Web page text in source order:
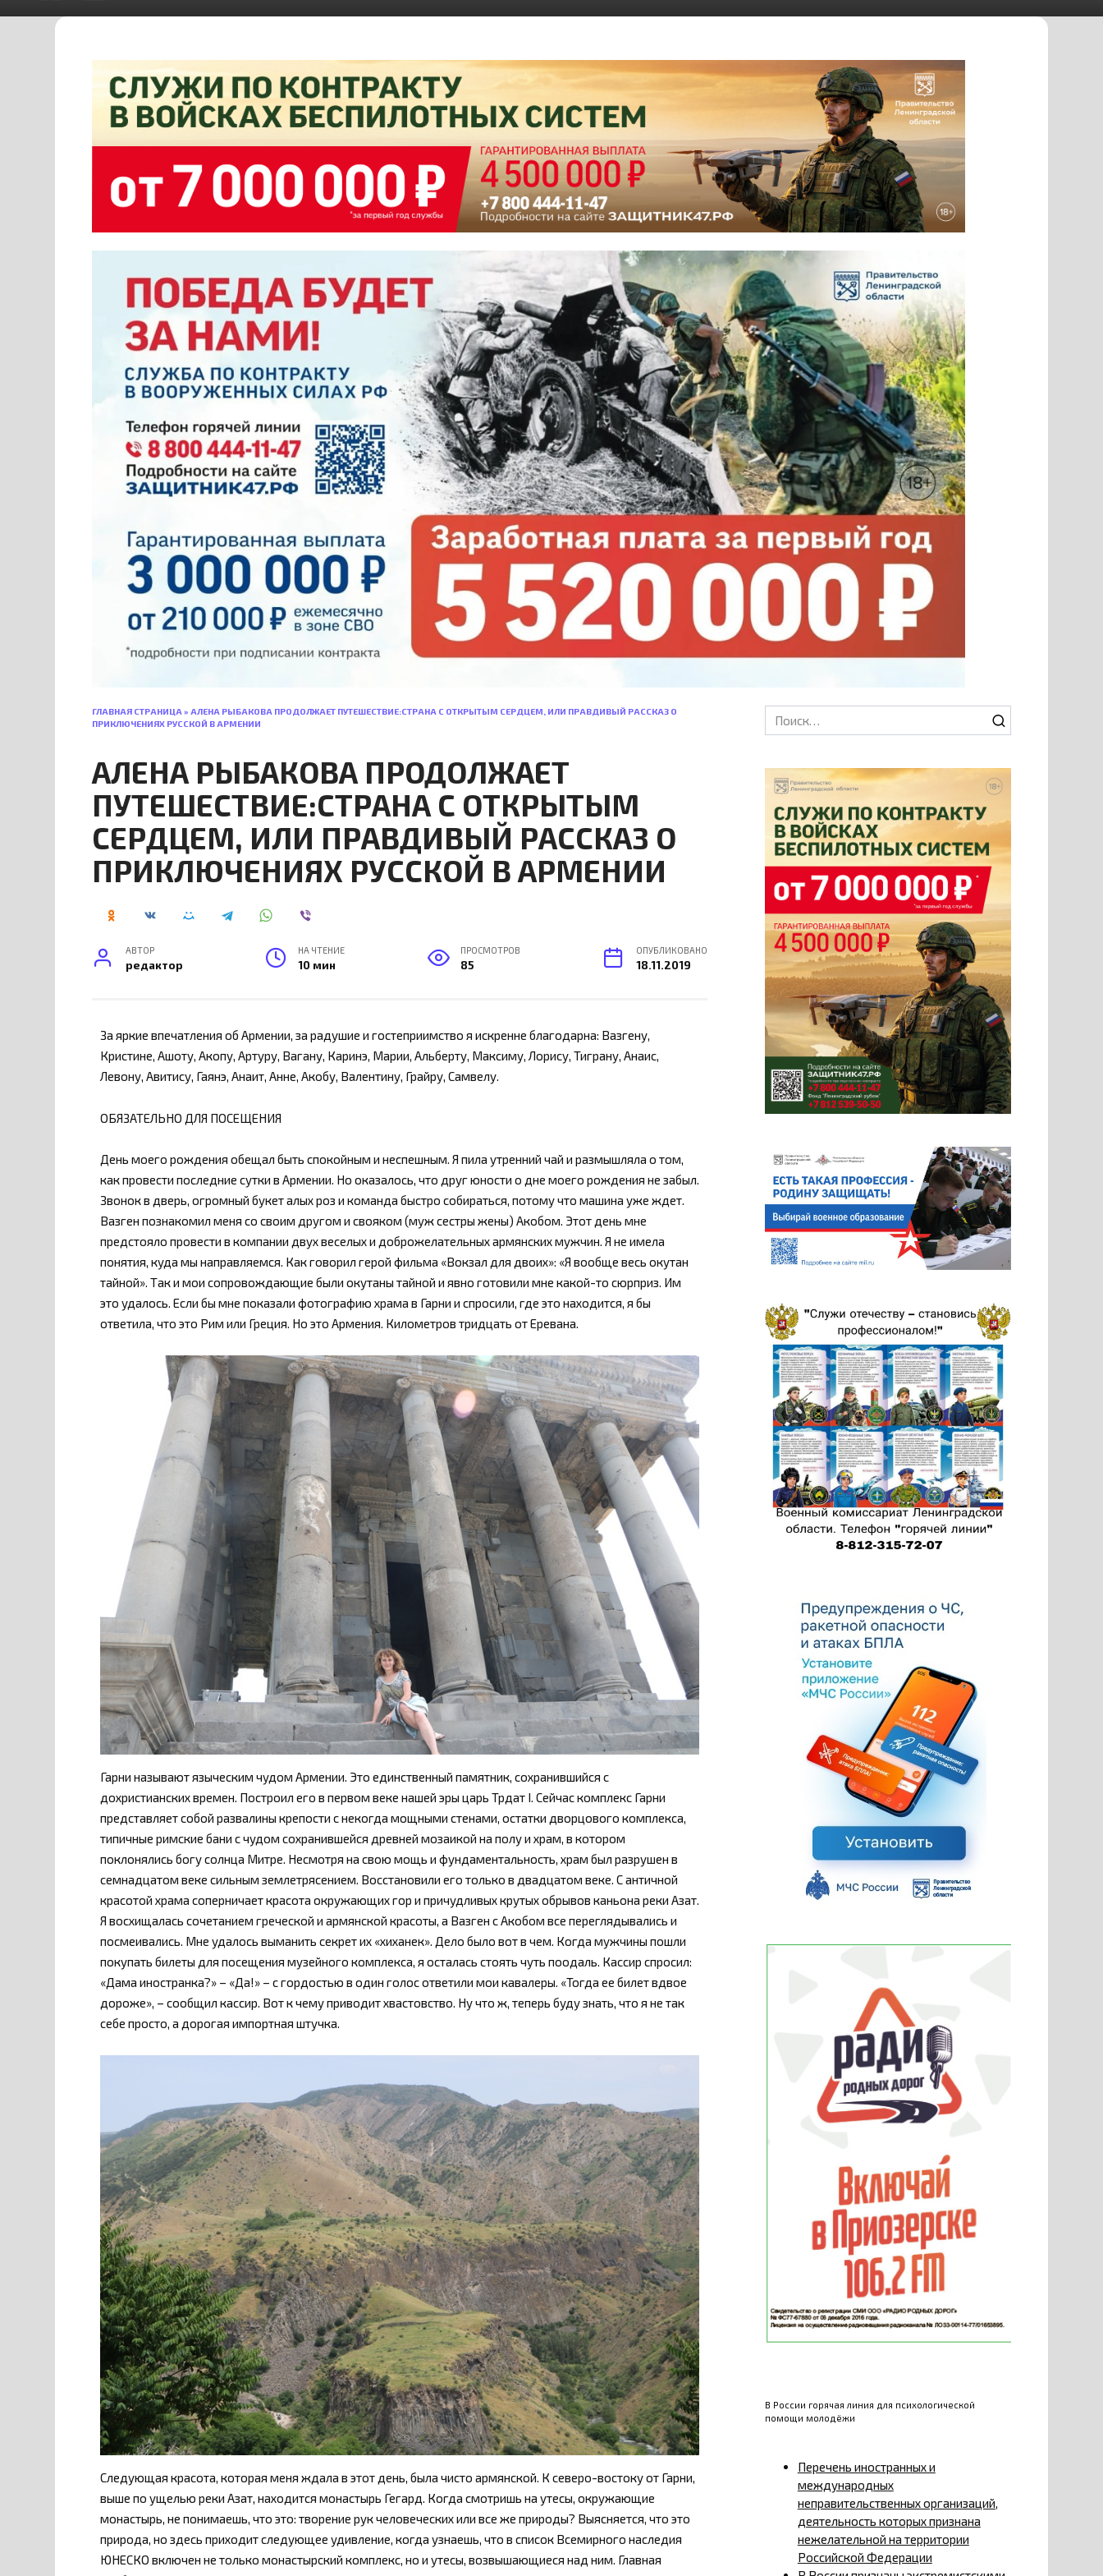
ГЛАВНАЯ СТРАНИЦА»АЛЕНА РЫБАКОВА ПРОДОЛЖАЕТ ПУТЕШЕСТВИЕ:СТРАНА С ОТКРЫТЫМ СЕРДЦЕМ, ИЛИ ПРАВДИВЫЙ РАССКАЗ О
ПРИКЛЮЧЕНИЯХ РУССКОЙ В АРМЕНИИ
АЛЕНА РЫБАКОВА ПРОДОЛЖАЕТ
ПУТЕШЕСТВИЕ:СТРАНА С ОТКРЫТЫМ
СЕРДЦЕМ, ИЛИ ПРАВДИВЫЙ РАССКАЗ О
ПРИКЛЮЧЕНИЯХ РУССКОЙ В АРМЕНИИ
АВТОР
редактор
НА ЧТЕНИЕ
10 мин
ПРОСМОТРОВ
85
ОПУБЛИКОВАНО
18.11.2019
За яркие впечатления об Армении, за радушие и гостеприимство я искренне благодарна: Вазгену,
Кристине, Ашоту, Акопу, Артуру, Вагану, Каринэ, Марии, Альберту, Максиму, Лорису, Тиграну, Анаис,
Левону, Авитису, Гаянэ, Анаит, Анне, Акобу, Валентину, Грайру, Самвелу.
ОБЯЗАТЕЛЬНО ДЛЯ ПОСЕЩЕНИЯ
День моего рождения обещал быть спокойным и неспешным. Я пила утренний чай и размышляла о том,
как провести последние сутки в Армении. Но оказалось, что друг юности о дне моего рождения не забыл.
Звонок в дверь, огромный букет алых роз и команда быстро собираться, потому что машина уже ждет.
Вазген познакомил меня со своим другом и свояком (муж сестры жены) Акобом. Этот день мне
предстояло провести в компании двух веселых и доброжелательных армянских мужчин. Я не имела
понятия, куда мы направляемся. Как говорил герой фильма «Вокзал для двоих»: «Я вообще весь окутан
тайной». Так и мои сопровождающие были окутаны тайной и явно готовили мне какой-то сюрприз. Им
это удалось. Если бы мне показали фотографию храма в Гарни и спросили, где это находится, я бы
ответила, что это Рим или Греция. Но это Армения. Километров тридцать от Еревана.
Гарни называют языческим чудом Армении. Это единственный памятник, сохранившийся с
дохристианских времен. Построил его в первом веке нашей эры царь Трдат I. Сейчас комплекс Гарни
представляет собой развалины крепости с некогда мощными стенами, остатки дворцового комплекса,
типичные римские бани с чудом сохранившейся древней мозаикой на полу и храм, в котором
поклонялись богу солнца Митре. Несмотря на свою мощь и фундаментальность, храм был разрушен в
семнадцатом веке сильным землетрясением. Восстановили его только в двадцатом веке. С античной
красотой храма соперничает красота окружающих гор и причудливых крутых обрывов каньона реки Азат.
Я восхищалась сочетанием греческой и армянской красоты, а Вазген с Акобом все переглядывались и
посмеивались. Мне удалось выманить секрет их «хиханек». Дело было вот в чем. Когда мужчины пошли
покупать билеты для посещения музейного комплекса, я осталась стоять чуть поодаль. Кассир спросил:
«Дама иностранка?» – «Да!» – с гордостью в один голос ответили мои кавалеры. «Тогда ее билет вдвое
дороже», – сообщил кассир. Вот к чему приводит хвастовство. Ну что ж, теперь буду знать, что я не так
себе просто, а дорогая импортная штучка.
Следующая красота, которая меня ждала в этот день, была чисто армянской. К северо-востоку от Гарни,
выше по ущелью реки Азат, находится монастырь Гегард. Когда смотришь на утесы, окружающие
монастырь, не понимаешь, что это: творение рук человеческих или все же природы? Выясняется, что это
природа, но здесь приходит следующее удивление, когда узнаешь, что в список Всемирного наследия
ЮНЕСКО включен не только монастырский комплекс, но и утесы, возвышающиеся над ним. Главная
Search
for:
В России горячая линия для психологической
помощи молодёжи
Перечень иностранных и
международных
неправительственных организаций,
деятельность которых признана
нежелательной на территории
Российской Федерации